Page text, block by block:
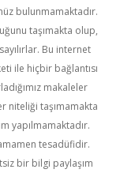
bulunmamaktadır.
taşımakta olup,
Bu internet
ile hiçbir bağlantısı
makaleler
niteliği taşımamakta
yapılmamaktadır.
tesadüfidir.
bir bilgi paylaşım